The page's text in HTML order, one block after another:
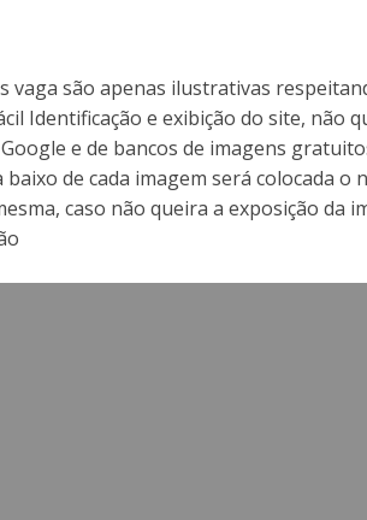
vaga são apenas ilustrativas
Identificação e exibição do site, não
e de bancos de imagens
de cada imagem será colocada o
caso não queira a exposição da